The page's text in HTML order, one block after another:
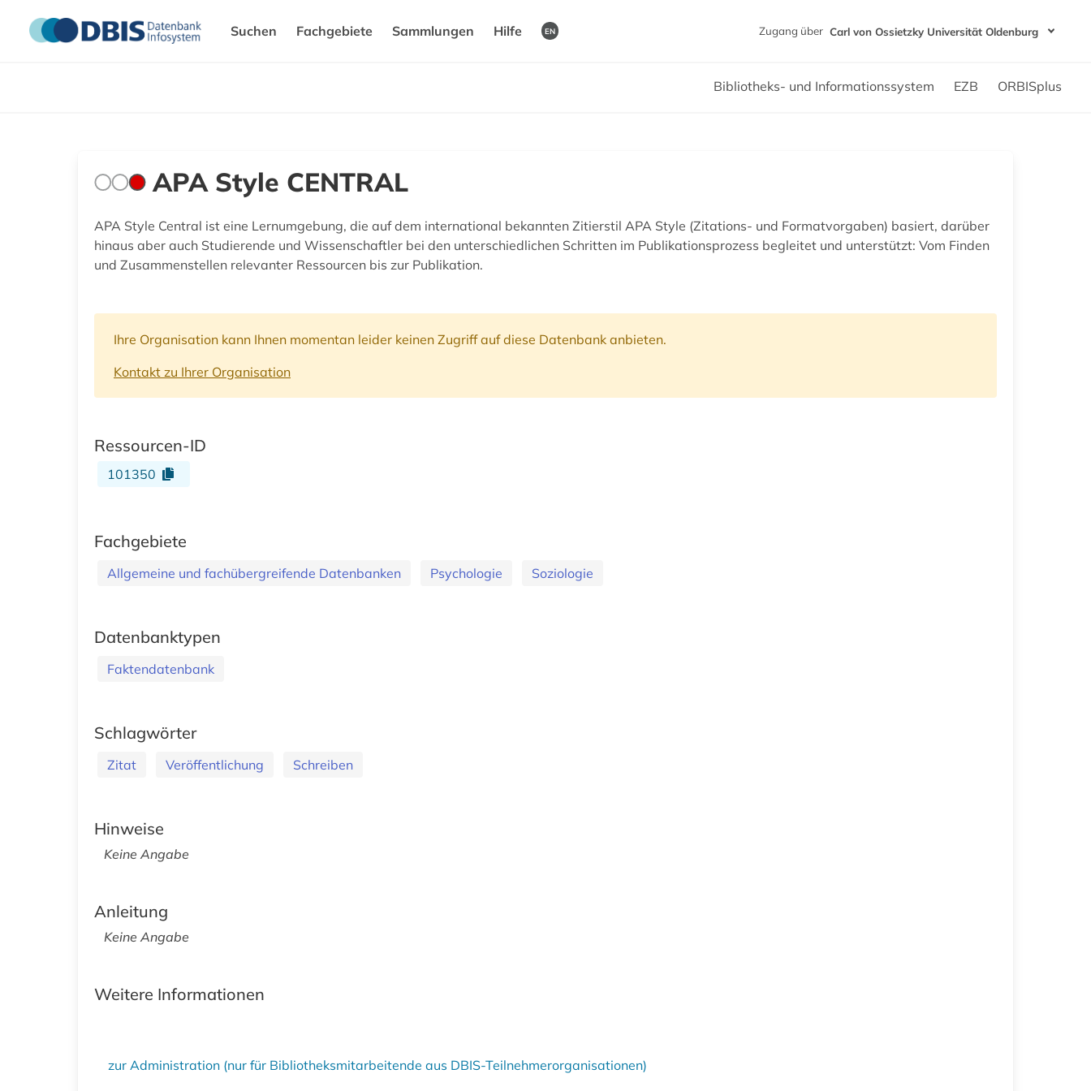
Suchen Fachgebiete Sammlungen Hilfe EN Zugang über Carl von Ossietzky Universität Oldenburg
Bibliotheks- und Informationssystem EZB ORBISplus
APA Style CENTRAL
APA Style Central ist eine Lernumgebung, die auf dem international bekannten Zitierstil APA Style (Zitations- und Formatvorgaben) basiert, darüber
hinaus aber auch Studierende und Wissenschaftler bei den unterschiedlichen Schritten im Publikationsprozess begleitet und unterstützt: Vom Finden
und Zusammenstellen relevanter Ressourcen bis zur Publikation.
Ihre Organisation kann Ihnen momentan leider keinen Zugriff auf diese Datenbank anbieten.
Kontakt zu Ihrer Organisation
Ressourcen-ID
101350
Fachgebiete
Allgemeine und fachübergreifende Datenbanken Psychologie Soziologie
Datenbanktypen
Faktendatenbank
Schlagwörter
Zitat Veröffentlichung Schreiben
Hinweise
Keine Angabe
Anleitung
Keine Angabe
Weitere Informationen
zur Administration (nur für Bibliotheksmitarbeitende aus DBIS-Teilnehmerorganisationen)